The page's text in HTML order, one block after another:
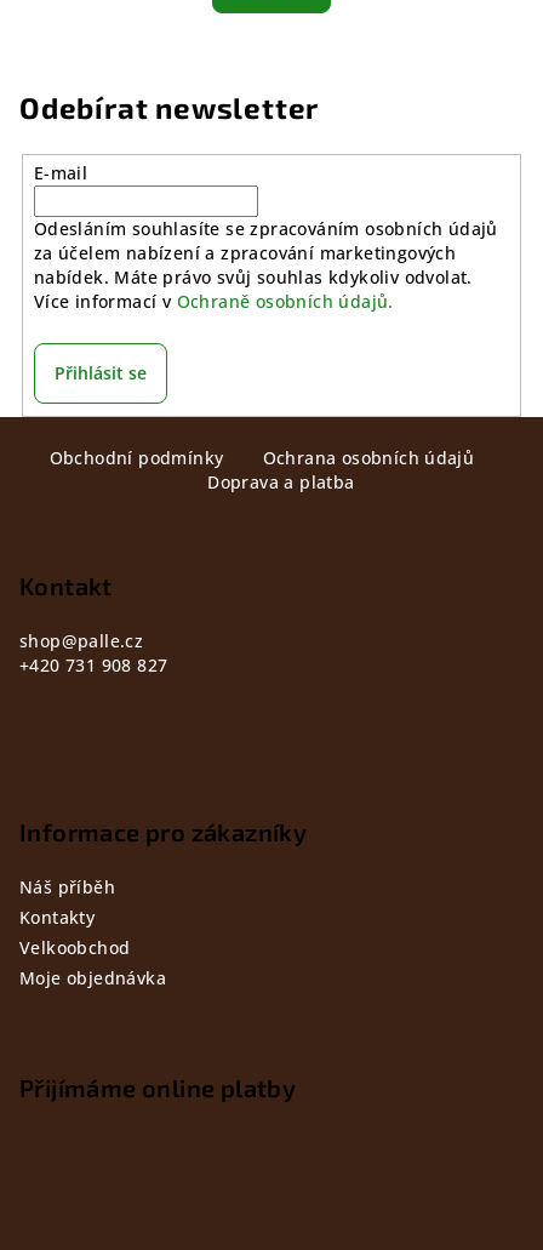
Odebírat newsletter
E-mail
Odesláním souhlasíte se zpracováním osobních údajů
za účelem nabízení a zpracování marketingových
nabídek. Máte právo svůj souhlas kdykoliv odvolat.
Více informací v Ochraně osobních údajů.
Přihlásit se
Obchodní podmínky
Ochrana osobních údajů
Doprava a platba
Kontakt
shop@palle.cz
+420 731 908 827
Informace pro zákazníky
Náš příběh
Kontakty
Velkoobchod
Moje objednávka
Přijímáme online platby